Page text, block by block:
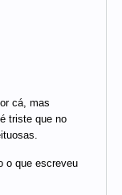
cá, mas
triste que no
o que escreveu